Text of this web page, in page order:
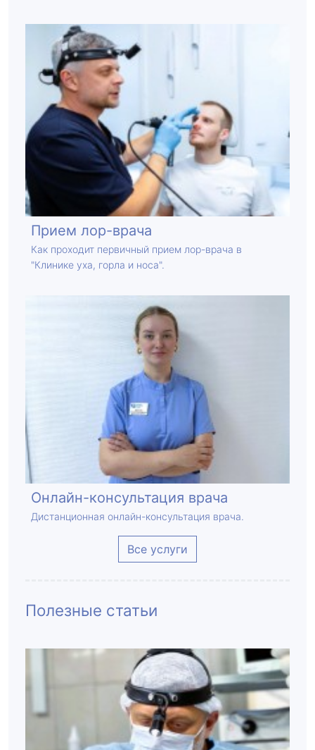
Прием лор-врача
Как проходит первичный прием лор-врача в
"Клинике уха, горла и носа".
Онлайн-консультация врача
Дистанционная онлайн-консультация врача.
Все услуги
Полезные статьи